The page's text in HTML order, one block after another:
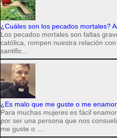
¿Cuáles son los pecados mortales?
Los pecados mortales son faltas
católica, rompen nuestra relación
santific...
¿Es malo que me guste o me
Para muchas mujeres es fácil
por ser una persona que nos
me guste o ...